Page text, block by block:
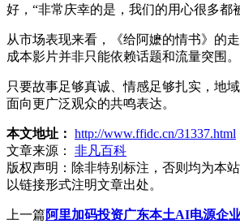
好，“非常庆幸的是，我们的用心很多都
从市场表现来看，《给阿嬷的情书》的
成本影片并非只能依赖话题和流量突围。
只要故事足够真诚、情感足够扎实，地
面向更广泛观众的共鸣表达。
本文地址： http://www.ffidc.cn/31337.html
文章来源：
非凡百科
版权声明： 除非特别标注，否则均为本
以链接形式注明文章出处。
上一篇阿里加码投资广东本土AI电源企